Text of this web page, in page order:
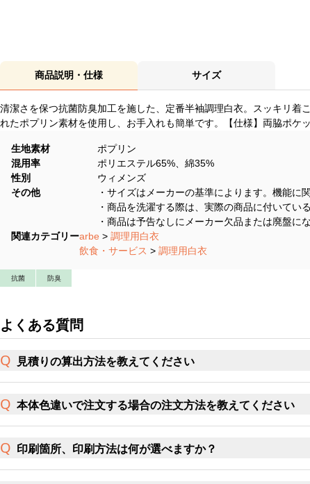
商品説明・仕様 サイズ
清潔さを保つ抗菌防臭加工を施した、定番半袖調理白衣。スッキリ
れたポプリン素材を使用し、お手入れも簡単です。【仕様】両脇ポケ
抗菌 防臭
生地素材
ポプリン
混用率
ポリエステル65%、綿35%
性別
ウィメンズ
その他
・サイズはメーカーの基準によります。機能に
・商品を洗濯する際は、実際の商品に付いてい
・商品は予告なしにメーカー欠品または廃盤に
関連カテゴリーarbe > 調理用白衣
飲食・サービス > 調理用白衣
よくある質問
見積りの算出方法を教えてください
本体色違いで注文する場合の注文方法を教えてください
印刷箇所、印刷方法は何が選べますか？